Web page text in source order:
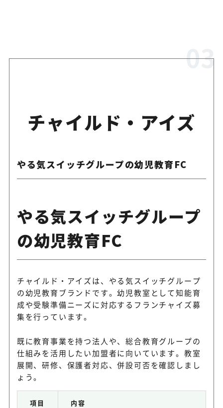
チャイルド・アイズ
やる気スイッチグループの幼児教育FC
やる気スイッチグループ
の幼児教育FC
チャイルド・アイズは、やる気スイッチグループ
の幼児教育ブランドです。幼児教室として知能育
成や受験準備ニーズに対応するフランチャイズ募
集を行っています。
既に教育事業を持つ法人や、総合教育グループの
仕組みを活用したい加盟者に向いています。教室
展開、研修、保護者対応、併設可否を確認しまし
ょう。
項目 内容